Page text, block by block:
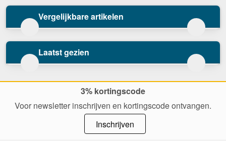
Vergelijkbare artikelen
Laatst gezien
3% kortingscode
Voor newsletter inschrijven en kortingscode ontvangen.
Inschrijven